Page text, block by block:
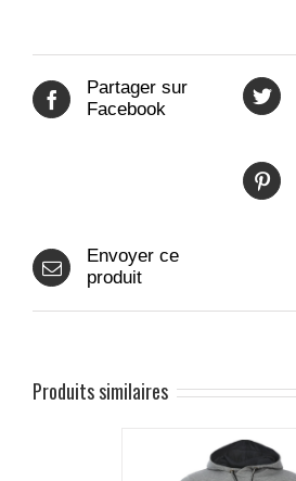
Partager sur
Facebook
Envoyer ce
produit
Produits similaires